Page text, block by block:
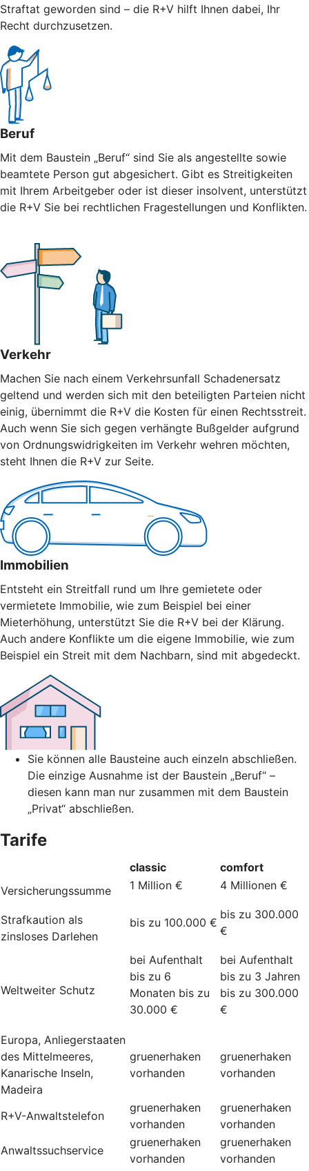
Straftat geworden sind – die R+V hilft Ihnen dabei, Ihr
Recht durchzusetzen.
Beruf
Mit dem Baustein „Beruf“ sind Sie als angestellte sowie
beamtete Person gut abgesichert. Gibt es Streitigkeiten
mit Ihrem Arbeitgeber oder ist dieser insolvent, unterstützt
die R+V Sie bei rechtlichen Fragestellungen und Konflikten.
Verkehr
Machen Sie nach einem Verkehrsunfall Schadenersatz
geltend und werden sich mit den beteiligten Parteien nicht
einig, übernimmt die R+V die Kosten für einen Rechtsstreit.
Auch wenn Sie sich gegen verhängte Bußgelder aufgrund
von Ordnungswidrigkeiten im Verkehr wehren möchten,
steht Ihnen die R+V zur Seite.
Immobilien
Entsteht ein Streitfall rund um Ihre gemietete oder
vermietete Immobilie, wie zum Beispiel bei einer
Mieterhöhung, unterstützt Sie die R+V bei der Klärung.
Auch andere Konflikte um die eigene Immobilie, wie zum
Beispiel ein Streit mit dem Nachbarn, sind mit abgedeckt.
Sie können alle Bausteine auch einzeln abschließen.
Die einzige Ausnahme ist der Baustein „Beruf“ –
diesen kann man nur zusammen mit dem Baustein
„Privat“ abschließen.
Tarife
classic
comfort
Versicherungssumme
1 Million € 4 Millionen €
Strafkaution als
zinsloses Darlehen
bis zu 100.000 €
bis zu 300.000
€
Weltweiter Schutz
bei Aufenthalt
bis zu 6
Monaten bis zu
30.000 €
bei Aufenthalt
bis zu 3 Jahren
bis zu 300.000
€
Europa, Anliegerstaaten
des Mittelmeeres,
Kanarische Inseln,
Madeira
gruenerhaken
vorhanden
gruenerhaken
vorhanden
R+V-Anwaltstelefon
gruenerhaken
vorhanden
gruenerhaken
vorhanden
Anwaltssuchservice
gruenerhaken
vorhanden
gruenerhaken
vorhanden